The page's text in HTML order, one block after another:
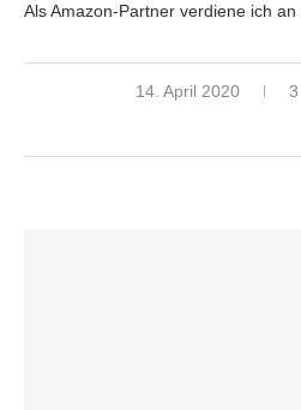
Als Amazon-Partner verdiene ich an
14. April 2020